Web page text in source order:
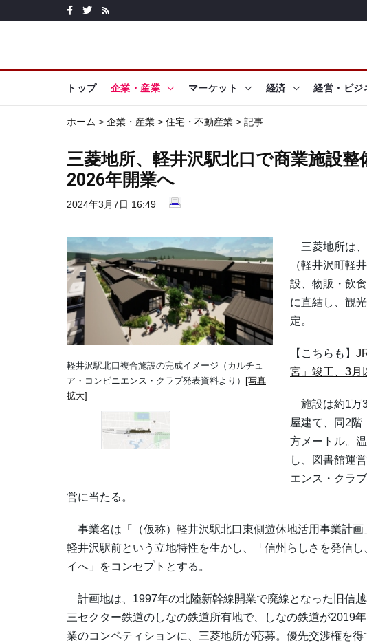
トップ 企業・産業 マーケット 経済 経営・ビジ
ホーム > 企業・産業 > 住宅・不動産業 > 記事
三菱地所、軽井沢駅北口で商業施設
2026年開業へ
2024年3月7日 16:49
軽井沢駅北口複合施設の完成イメージ（カルチュ
ア・コンビニエンス・クラブ発表資料より） [写真
拡大]
三菱地所は、
（軽井沢町軽
設、物販・飲
に直結し、観
定。
【こちらも】
宮」竣工、3月
施設は約1万
屋建て、同2階
方メートル。
し、図書館運
エンス・クラ
営に当たる。
事業名は「（仮称）軽井沢駅北口東側遊休地活用事業計画
軽井沢駅前という立地特性を生かし、「信州らしさを発信
イへ」をコンセプトとする。
計画地は、1997年の北陸新幹線開業で廃線となった旧信
三セクター鉄道のしなの鉄道所有地で、しなの鉄道が2019
業のコンペティションに、三菱地所が応募。優先交渉権を